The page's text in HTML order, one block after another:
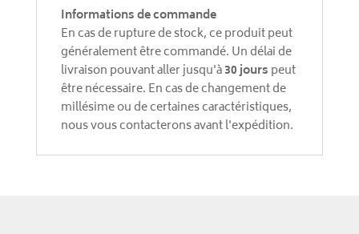
Informations de commande
En cas de rupture de stock, ce produit peut
généralement être commandé. Un délai de
livraison pouvant aller jusqu'à30 jours peut
être nécessaire. En cas de changement de
millésime ou de certaines caractéristiques,
nous vous contacterons avant l'expédition.